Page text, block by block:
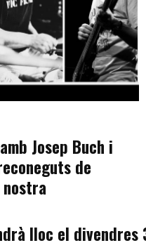
Josep Buch i
de
nostra
lloc el divendres